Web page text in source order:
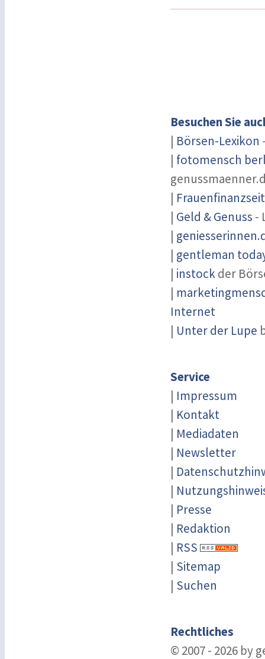
Besuchen Sie
| Börsen-Lexikon
| fotomensch
|
| Geld & Genuss -
|
| gentleman
| instockder
|
Internet
| Unter der Lupe
Service
| Impressum
| Kontakt
| Mediadaten
| Newsletter
|
|
| Presse
| Redaktion
| RSS
| Sitemap
| Suchen
Rechtliches
© 2007 - 2026 by